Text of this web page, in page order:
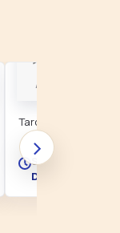
15
AGO
Tardeo Atic
Sábado 15
De 16:30 a 20:30
›